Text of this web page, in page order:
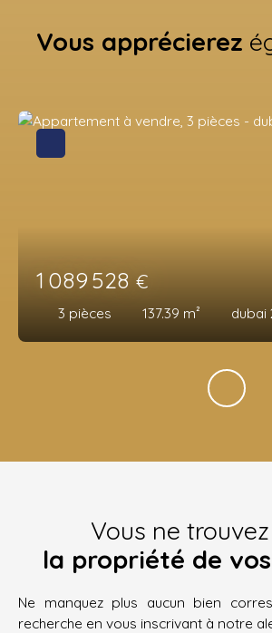
Vous apprécierez
1 089 528 €
3 pièces 137.39 m² dubai
Vous ne
la propriété de
Ne manquez plus aucun bien
recherche en vous inscrivant à notre